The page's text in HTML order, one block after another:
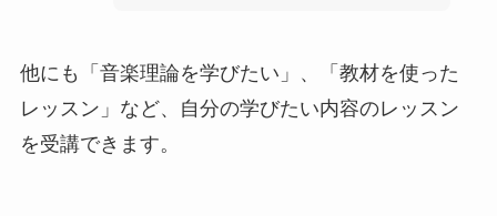
他にも「音楽理論を学びたい」、「教材を使った
レッスン」など、自分の学びたい内容のレッスン
を受講できます。